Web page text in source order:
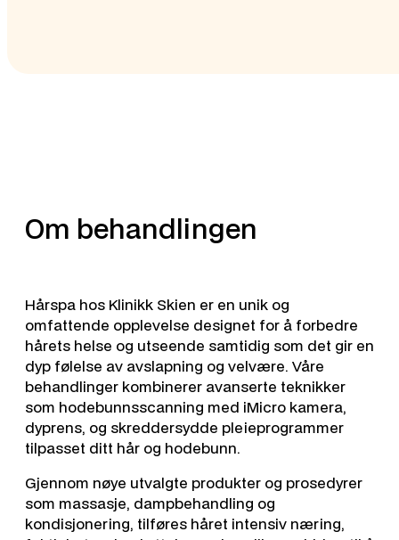
Om behandlingen
Hårspa hos Klinikk Skien er en unik og
omfattende opplevelse designet for å forbedre
hårets helse og utseende samtidig som det gir en
dyp følelse av avslapning og velvære. Våre
behandlinger kombinerer avanserte teknikker
som hodebunnsscanning med iMicro kamera,
dyprens, og skreddersydde pleieprogrammer
tilpasset ditt hår og hodebunn.
Gjennom nøye utvalgte produkter og prosedyrer
som massasje, dampbehandling og
kondisjonering, tilføres håret intensiv næring,